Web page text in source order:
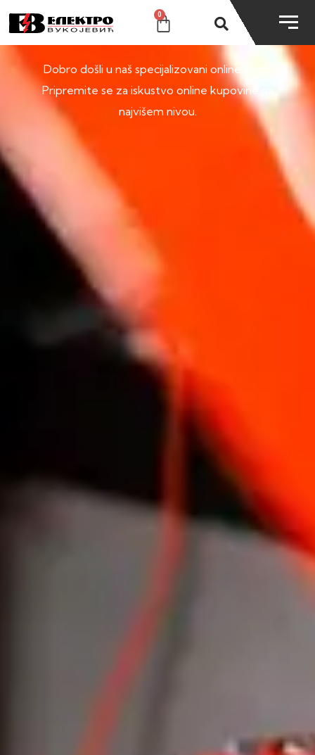
0
SHOP
Dobro došli u naš specijalizovani online shop.
Pripremite se za iskustvo online kupovine na
najvišem nivou.